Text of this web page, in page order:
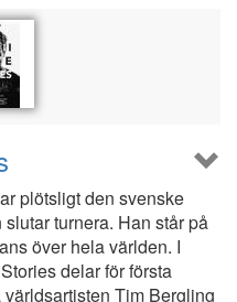
plötsligt den svenske
turnera. Han står på
över hela världen. I
delar för första
Tim Bergling